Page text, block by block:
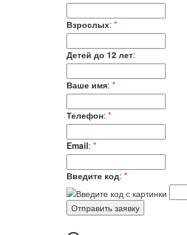
Взрослых: *
Детей до 12 лет:
Ваше имя: *
Телефон: *
Email: *
Введите код: *